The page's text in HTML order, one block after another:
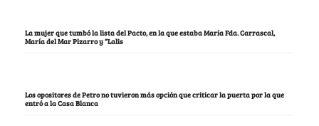
La mujer que tumbó la lista del Pacto, en la que estaba María Fda. Carrascal,
María del Mar Pizarro y “Lalis
Los opositores de Petro no tuvieron más opción que criticar la puerta por la que
entró a la Casa Blanca